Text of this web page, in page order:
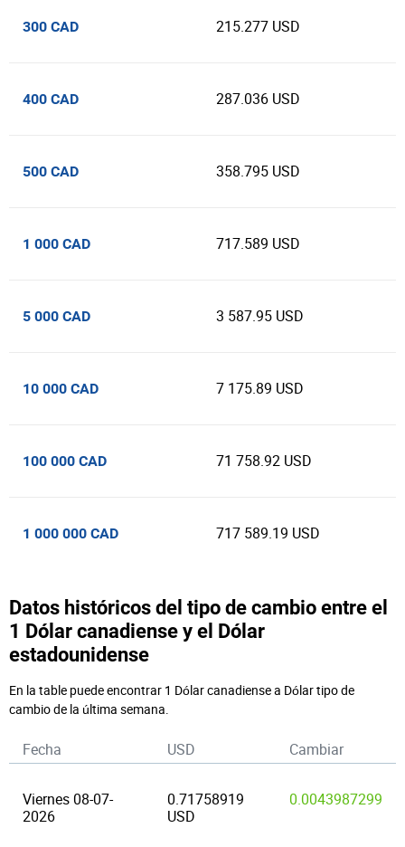
300 CAD 215.277 USD
400 CAD 287.036 USD
500 CAD 358.795 USD
1 000 CAD 717.589 USD
5 000 CAD 3 587.95 USD
10 000 CAD 7 175.89 USD
100 000 CAD 71 758.92 USD
1 000 000 CAD 717 589.19 USD
Datos históricos del tipo de cambio entre el
1 Dólar canadiense y el Dólar
estadounidense
En la table puede encontrar 1 Dólar canadiense a Dólar tipo de
cambio de la última semana.
Fecha USD Cambiar
Viernes 08-07-
2026
0.71758919
USD
0.0043987299